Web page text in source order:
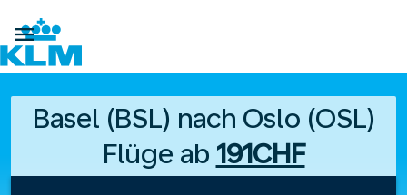

Basel (BSL) nach Oslo (OSL)
Flüge ab 191CHF